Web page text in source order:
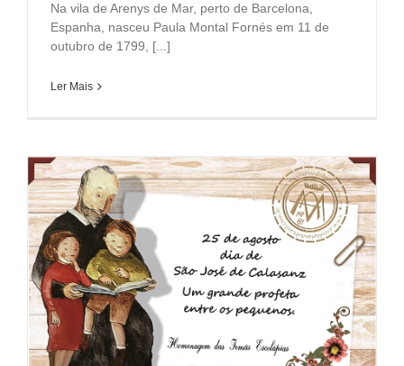
Na vila de Arenys de Mar, perto de Barcelona,
Espanha, nasceu Paula Montal Fornés em 11 de
outubro de 1799, [...]
Ler Mais